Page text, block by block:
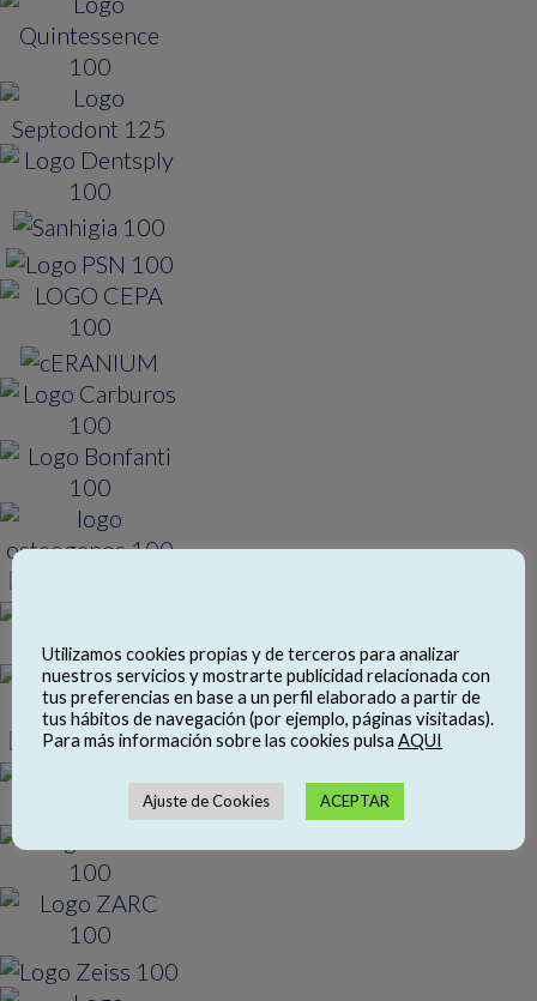
Utilizamos cookies propias y de terceros para analizar
nuestros servicios y mostrarte publicidad relacionada con
tus preferencias en base a un perfil elaborado a partir de
tus hábitos de navegación (por ejemplo, páginas visitadas).
Para más información sobre las cookies pulsa AQUI
Ajuste de Cookies ACEPTAR